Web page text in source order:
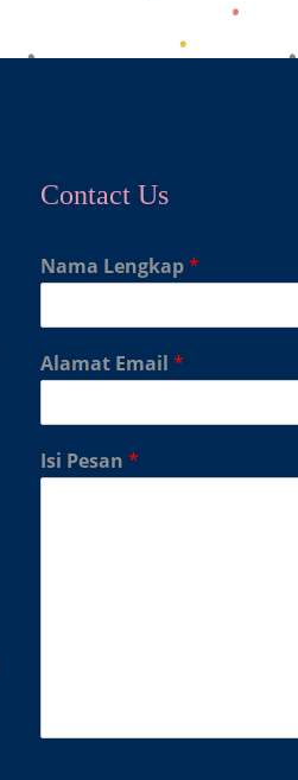
Contact Us
Nama Lengkap*
Alamat Email *
Isi Pesan *